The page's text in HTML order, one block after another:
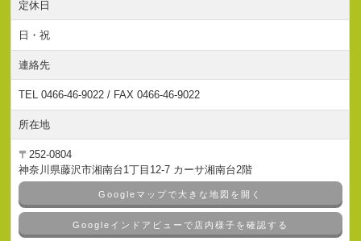
定休日
日・祝
連絡先
TEL 0466-46-9022 / FAX 0466-46-9022
所在地
〒252-0804
神奈川県藤沢市湘南台1丁目12-7 カーサ湘南台2階
Googleマップで大きな地図を開く
Googleインドアビューで店内様子を確認する